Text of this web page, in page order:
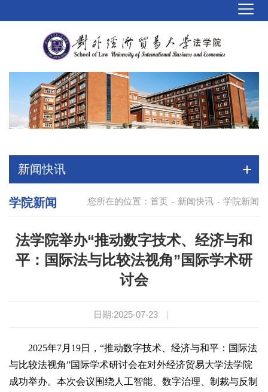
新闻快讯
您所在的位置： 首页 - 新闻快讯 - 学院新闻
学院新闻
法学院举办“推动数字技术、经济与和
平：国际法与比较法视角”国际学术研
讨会
日期:2025-07-23 |
2025年7月19日，“推动数字技术、经济与和平：国际法
与比较法视角”国际学术研讨会在对外经济贸易大学法学院
成功举办。本次会议围绕人工智能、数字治理、制裁与反制